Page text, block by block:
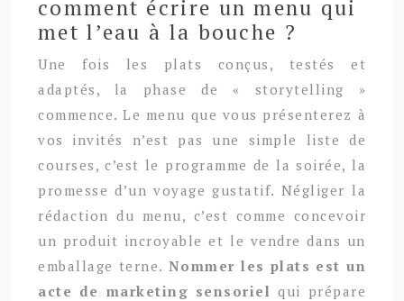
comment écrire un menu qui
met l’eau à la bouche ?
Une fois les plats conçus, testés et
adaptés, la phase de « storytelling »
commence. Le menu que vous présenterez à
vos invités n’est pas une simple liste de
courses, c’est le programme de la soirée, la
promesse d’un voyage gustatif. Négliger la
rédaction du menu, c’est comme concevoir
un produit incroyable et le vendre dans un
emballage terne. Nommer les plats est un
acte de marketing sensoriel qui prépare